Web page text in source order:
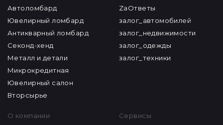
Автоломбард
Ювелирный ломбард
Антикварный ломбард
Секонд-хенд
Металл и детали
Микрокредитная
Ювелирный салон
Вторсырье
ZaОтветы
залог_автомобилей
залог_недвижимости
залог_одежды
залог_техники
О компании
Сервисы